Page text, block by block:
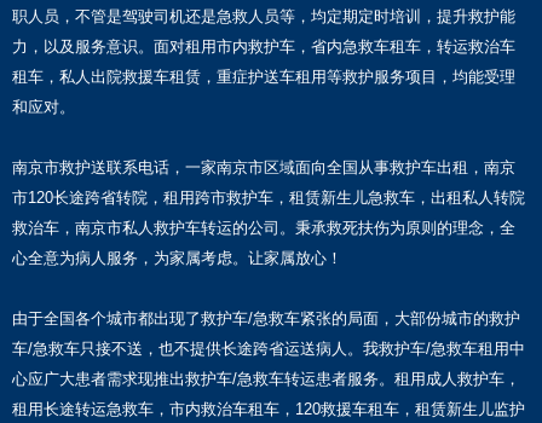
职人员，不管是驾驶司机还是急救人员等，均定期定时培训，提升救护能
力，以及服务意识。面对租用市内救护车，省内急救车租车，转运救治车
租车，私人出院救援车租赁，重症护送车租用等救护服务项目，均能受理
和应对。
南京市救护送联系电话，一家南京市区域面向全国从事救护车出租，南京
市120长途跨省转院，租用跨市救护车，租赁新生儿急救车，出租私人转院
救治车，南京市私人救护车转运的公司。秉承救死扶伤为原则的理念，全
心全意为病人服务，为家属考虑。让家属放心！
由于全国各个城市都出现了救护车/急救车紧张的局面，大部份城市的救护
车/急救车只接不送，也不提供长途跨省运送病人。我救护车/急救车租用中
心应广大患者需求现推出救护车/急救车转运患者服务。租用成人救护车，
租用长途转运急救车，市内救治车租车，120救援车租车，租赁新生儿监护